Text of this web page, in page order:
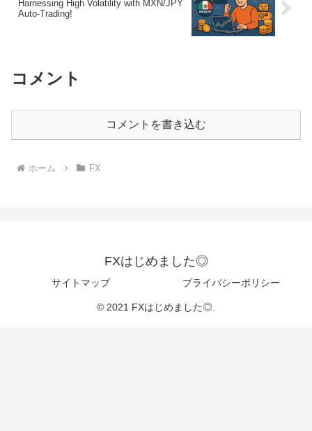
Harnessing High Volatility with MXN/JPY
Auto-Trading!
コメント
コメントを書き込む
ホーム FX
FXはじめました◎
サイトマップ プライバシーポリシー
© 2021 FXはじめました◎.